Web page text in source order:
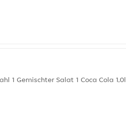
1 Gemischter Salat 1 Coca Cola 1,0l